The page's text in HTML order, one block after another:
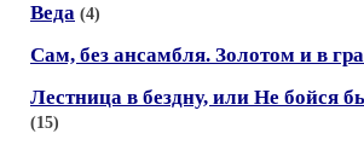
Веда (4)
Сам, без ансамбля. Золотом и в
Лестница в бездну, или Не бойся
(15)